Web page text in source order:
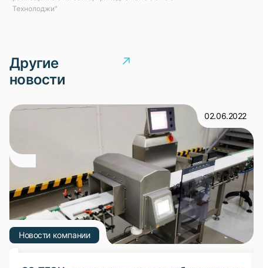
Технолоджи"
Другие
новости
Новости компании
02.06.2022